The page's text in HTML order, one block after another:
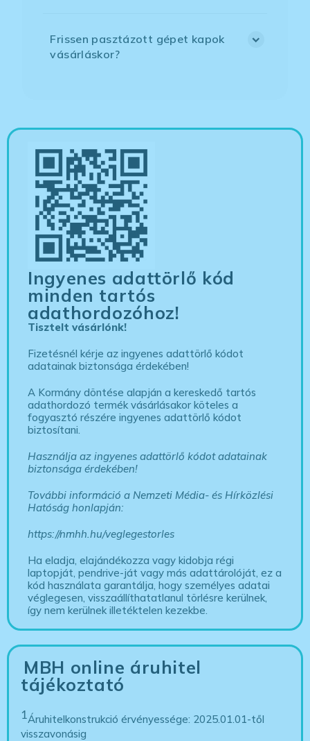
Frissen pasztázott gépet kapok
vásárláskor?
Ingyenes adattörlő kód
minden tartós
adathordozóhoz!
Tisztelt vásárlónk!
Fizetésnél kérje az ingyenes adattörlő kódot
adatainak biztonsága érdekében!
A Kormány döntése alapján a kereskedő tartós
adathordozó termék vásárlásakor köteles a
fogyasztó részére ingyenes adattörlő kódot
biztosítani.
Használja az ingyenes adattörlő kódot adatainak
biztonsága érdekében!
További információ a Nemzeti Média- és Hírközlési
Hatóság honlapján:
https://nmhh.hu/veglegestorles
Ha eladja, elajándékozza vagy kidobja régi
laptopját, pendrive-ját vagy más adattárolóját, ez a
kód használata garantálja, hogy személyes adatai
véglegesen, visszaállíthatatlanul törlésre kerülnek,
így nem kerülnek illetéktelen kezekbe.
MBH online áruhitel
tájékoztató
1Áruhitelkonstrukció érvényessége: 2025.01.01-től
visszavonásig